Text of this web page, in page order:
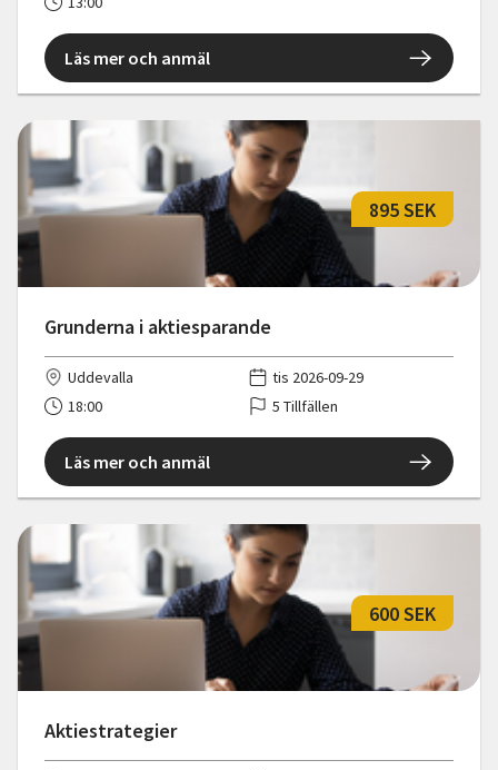
Läs mer och anmäl
Grunderna i aktiesparande
895 SEK
Uddevalla
tis 2026-09-29
18:00
5 Tillfällen
Läs mer och anmäl
Aktiestrategier
600 SEK